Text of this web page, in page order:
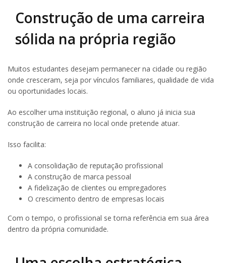
Construção de uma carreira
sólida na própria região
Muitos estudantes desejam permanecer na cidade ou região
onde cresceram, seja por vínculos familiares, qualidade de vida
ou oportunidades locais.
Ao escolher uma instituição regional, o aluno já inicia sua
construção de carreira no local onde pretende atuar.
Isso facilita:
A consolidação de reputação profissional
A construção de marca pessoal
A fidelização de clientes ou empregadores
O crescimento dentro de empresas locais
Com o tempo, o profissional se torna referência em sua área
dentro da própria comunidade.